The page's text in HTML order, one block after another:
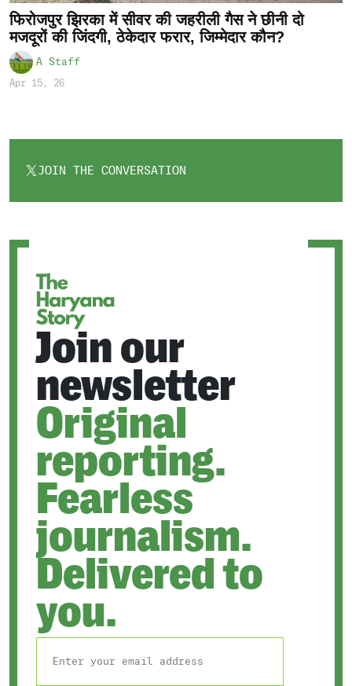
फिरोजपुर झिरका में सीवर की जहरीली गैस ने छीनी दो
मजदूरों की जिंदगी, ठेकेदार फरार, जिम्मेदार कौन?
A Staff
Apr 15, 26
JOIN THE CONVERSATION
OPENS
Join our
newsletter
Original
reporting.
Fearless
journalism.
Delivered to
you.